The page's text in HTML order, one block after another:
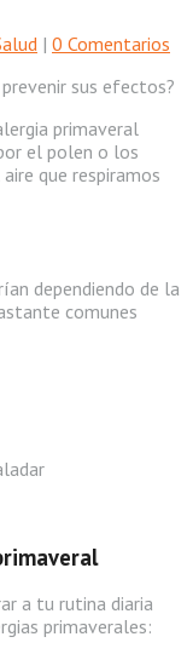
| 0 Comentarios
primaveral
el polen o los
que respiramos
dependiendo de la
comunes
a tu rutina diaria
primaverales: